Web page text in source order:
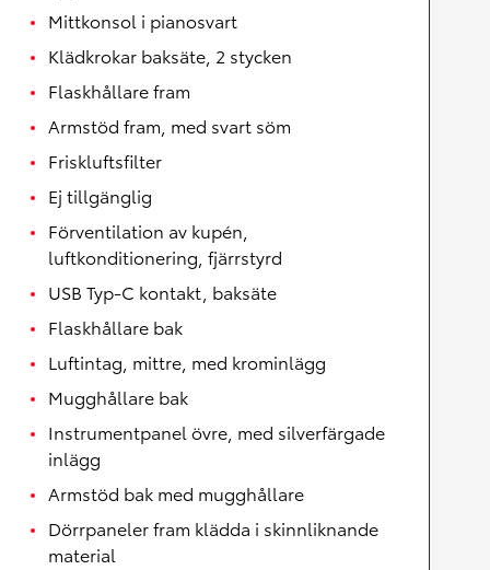
Mittkonsol i pianosvart
Klädkrokar baksäte, 2 stycken
Flaskhållare fram
Armstöd fram, med svart söm
Friskluftsfilter
Ej tillgänglig
Förventilation av kupén,
luftkonditionering, fjärrstyrd
USB Typ-C kontakt, baksäte
Flaskhållare bak
Luftintag, mittre, med krominlägg
Mugghållare bak
Instrumentpanel övre, med silverfärgade
inlägg
Armstöd bak med mugghållare
Dörrpaneler fram klädda i skinnliknande
material